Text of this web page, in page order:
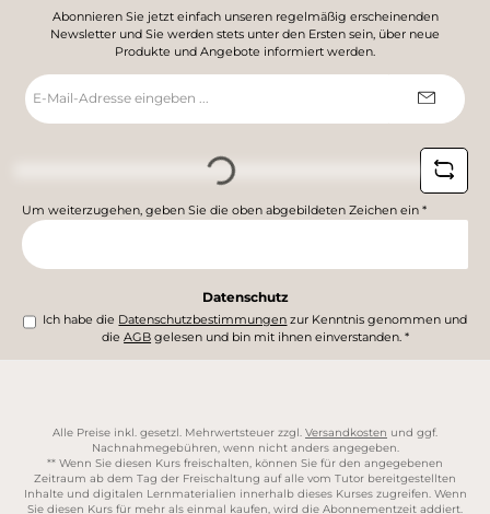
Abonnieren Sie jetzt einfach unseren regelmäßig erscheinenden
Newsletter und Sie werden stets unter den Ersten sein, über neue
Produkte und Angebote informiert werden.
E-
Mail-
Adresse
Loading...
Um weiterzugehen, geben Sie die oben abgebildeten Zeichen ein *
Datenschutz
Ich habe die Datenschutzbestimmungen zur Kenntnis genommen und
dieAGB gelesen und bin mit ihnen einverstanden.*
Alle Preise inkl. gesetzl. Mehrwertsteuer zzgl. Versandkosten und ggf.
Nachnahmegebühren, wenn nicht anders angegeben.
** Wenn Sie diesen Kurs freischalten, können Sie für den angegebenen
Zeitraum ab dem Tag der Freischaltung auf alle vom Tutor bereitgestellten
Inhalte und digitalen Lernmaterialien innerhalb dieses Kurses zugreifen. Wenn
Sie diesen Kurs für mehr als einmal kaufen, wird die Abonnementzeit addiert.